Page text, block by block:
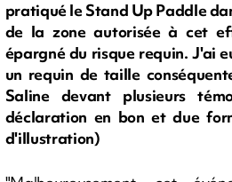
pratiqué le Stand Up Paddle
de la zone autorisée à cet
épargné du risque requin. J'ai
un requin de taille
Saline devant plusieurs
déclaration en bon et due
d'illustration)